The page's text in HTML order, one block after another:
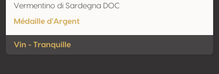
Vermentino di Sardegna DOC
Médaille d'Argent
Vin - Tranquille